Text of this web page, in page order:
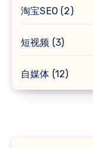
淘宝SEO (2)
短视频 (3)
自媒体 (12)